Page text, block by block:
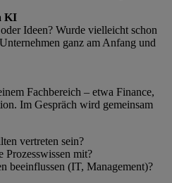
KI
Ideen? Wurde vielleicht schon
ganz am Anfang und
Fachbereich – etwa Finance,
Im Gespräch wird gemeinsam
vertreten sein?
Prozesswissen mit?
beeinflussen (IT, Management)?